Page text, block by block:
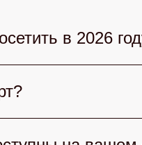
в 2026
шоу.
вечерние шоу и
юмора: Стендап,